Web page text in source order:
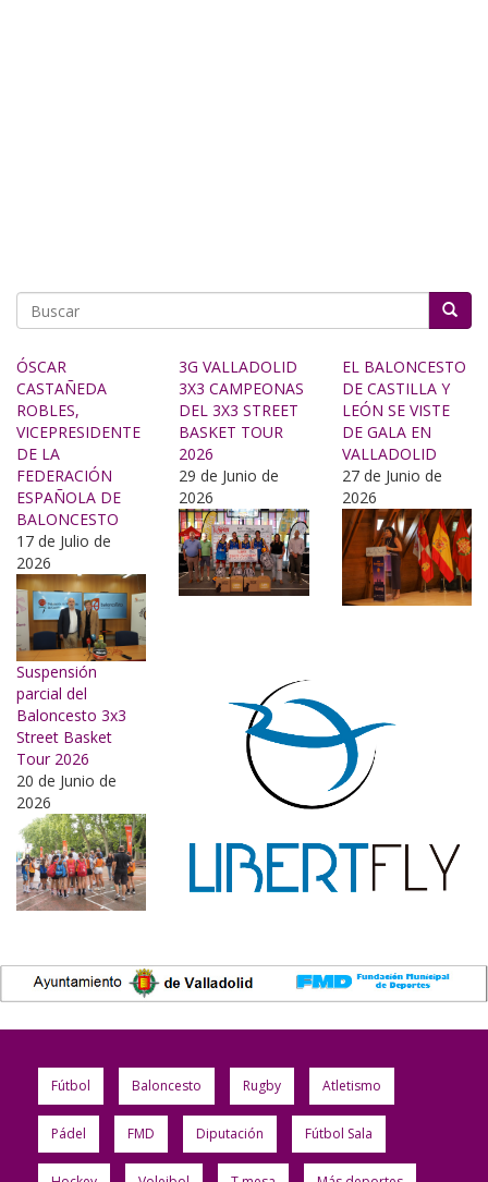
ÓSCAR
CASTAÑEDA
ROBLES,
VICEPRESIDENTE
DE LA
FEDERACIÓN
ESPAÑOLA DE
BALONCESTO
17 de Julio de
2026
3G VALLADOLID
3X3 CAMPEONAS
DEL 3X3 STREET
BASKET TOUR
2026
29 de Junio de
2026
EL BALONCESTO
DE CASTILLA Y
LEÓN SE VISTE
DE GALA EN
VALLADOLID
27 de Junio de
2026
Suspensión
parcial del
Baloncesto 3x3
Street Basket
Tour 2026
20 de Junio de
2026
Fútbol Baloncesto Rugby Atletismo
Pádel FMD Diputación Fútbol Sala